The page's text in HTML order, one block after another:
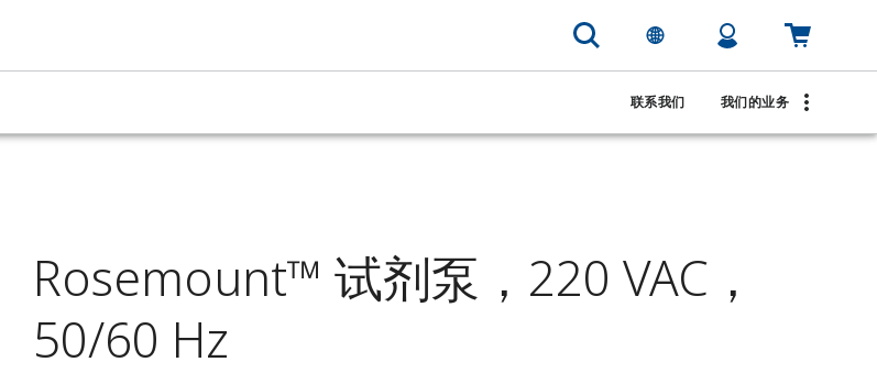
联系我们 我们的业务
Rosemount™ 试剂泵，220 VAC，
50/60 Hz